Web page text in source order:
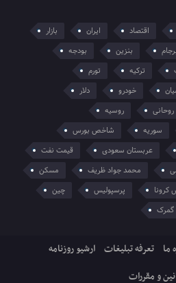
اقتصاد ایران
بازار
بنزین
بودجه
ترکیه
تورم
خودرو
دلار
روحانی
روسیه
سوریه
شاخص بورس
عربستان سعودی
قیمت نفت
محمد جواد ظریف
مسکن
کرونا پرسپولیس
چین
گمرک
ما تعرفه تبلیغات ارشیو روزنامه
و مقررات